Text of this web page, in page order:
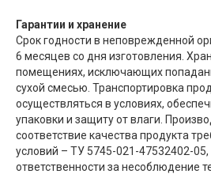
Гарантии и хранение
Срок годности в неповрежденной
6 месяцев со дня изготовления.
помещениях, исключающих
сухой смесью. Транспортировка
осуществляться в условиях,
упаковки и защиту от влаги.
соответствие качества продукта
условий – ТУ 5745-021-47532402-05,
ответственности за несоблюдение